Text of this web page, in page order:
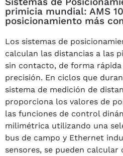
primicia mundial: AMS
posicionamiento más
Los sistemas de
calculan las distancias a las
sin contacto, de forma
precisión. En ciclos que
sistema de medición de
proporciona los valores de
las funciones de control
milimétrica utilizando una
bus de campo y Ethernet
sensores, se pueden calcular